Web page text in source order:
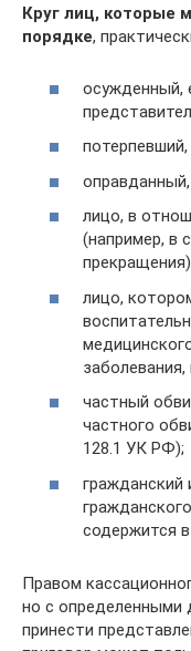
Круг лиц, которые
порядке,
осужденный,
лицо, в
(например, в
лицо,
частный
частного
128.1 УК РФ);
гражданский
содержится в
Правом
но с определенными
принести